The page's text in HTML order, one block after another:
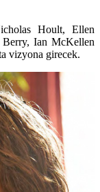
Hoult, Ellen
Berry, Ian McKellen
vizyona girecek.